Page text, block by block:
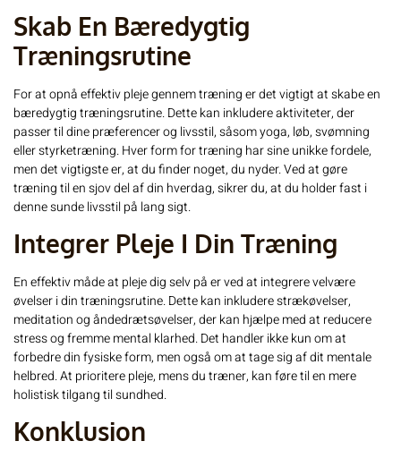
Skab En Bæredygtig
Træningsrutine
For at opnå effektiv pleje gennem træning er det vigtigt at skabe en
bæredygtig træningsrutine. Dette kan inkludere aktiviteter, der
passer til dine præferencer og livsstil, såsom yoga, løb, svømning
eller styrketræning. Hver form for træning har sine unikke fordele,
men det vigtigste er, at du finder noget, du nyder. Ved at gøre
træning til en sjov del af din hverdag, sikrer du, at du holder fast i
denne sunde livsstil på lang sigt.
Integrer Pleje I Din Træning
En effektiv måde at pleje dig selv på er ved at integrere velvære
øvelser i din træningsrutine. Dette kan inkludere strækøvelser,
meditation og åndedrætsøvelser, der kan hjælpe med at reducere
stress og fremme mental klarhed. Det handler ikke kun om at
forbedre din fysiske form, men også om at tage sig af dit mentale
helbred. At prioritere pleje, mens du træner, kan føre til en mere
holistisk tilgang til sundhed.
Konklusion